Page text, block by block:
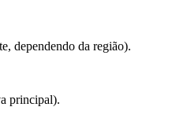
dependendo da região).
principal).